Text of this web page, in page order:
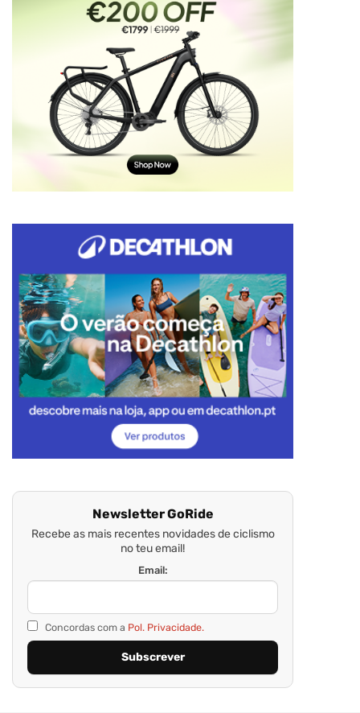
Newsletter GoRide
Recebe as mais recentes novidades de ciclismo
no teu email!
Email:
Concordas com a Pol. Privacidade.